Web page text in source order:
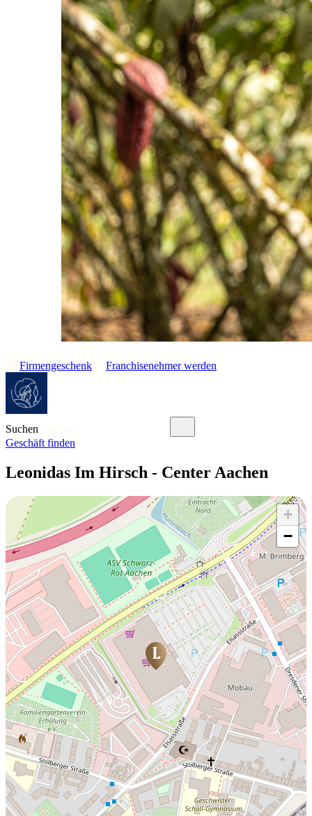
Firmengeschenk Franchisenehmer werden
Suchen
Geschäft finden
Leonidas Im Hirsch - Center Aachen
+
−